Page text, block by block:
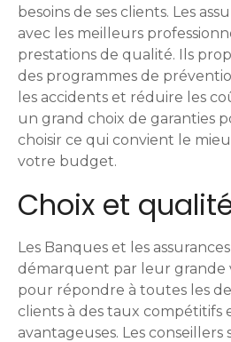
besoins de ses clients. Les
avec les meilleurs
prestations de qualité. Ils
des programmes de
les accidents et réduire les
un grand choix de garanties
choisir ce qui convient le
votre budget.
Choix et
Les Banques et les
démarquent par leur grande
pour répondre à toutes les
clients à des taux compétitifs
avantageuses. Les conseillers